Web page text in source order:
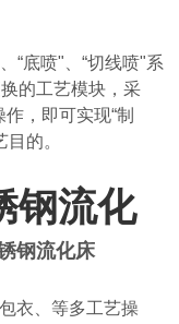
“底喷"、“切线喷"系
的工艺模块，采
，即可实现“制
的。
钢流化
衣、等多工艺操